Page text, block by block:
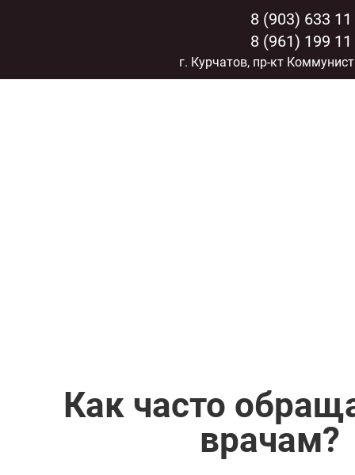
8 (903) 633
8 (961) 199
г. Курчатов, пр-кт
Как часто
врачам?